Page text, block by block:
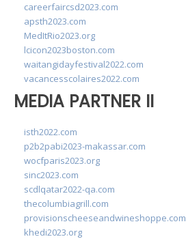
careerfaircsd2023.com
apsth2023.com
MedItRio2023.org
lcicon2023boston.com
waitangidayfestival2022.com
vacancesscolaires2022.com
MEDIA PARTNER II
isth2022.com
p2b2pabi2023-makassar.com
wocfparis2023.org
sinc2023.com
scdlqatar2022-qa.com
thecolumbiagrill.com
provisionscheeseandwineshoppe.com
khedi2023.org